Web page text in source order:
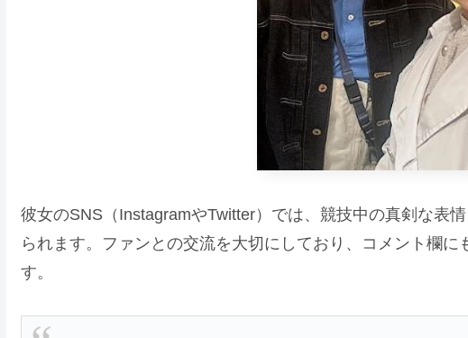
彼女のSNS（InstagramやTwitter）では、競技中の真剣な表情
られます。ファンとの交流を大切にしており、コメント欄
す。